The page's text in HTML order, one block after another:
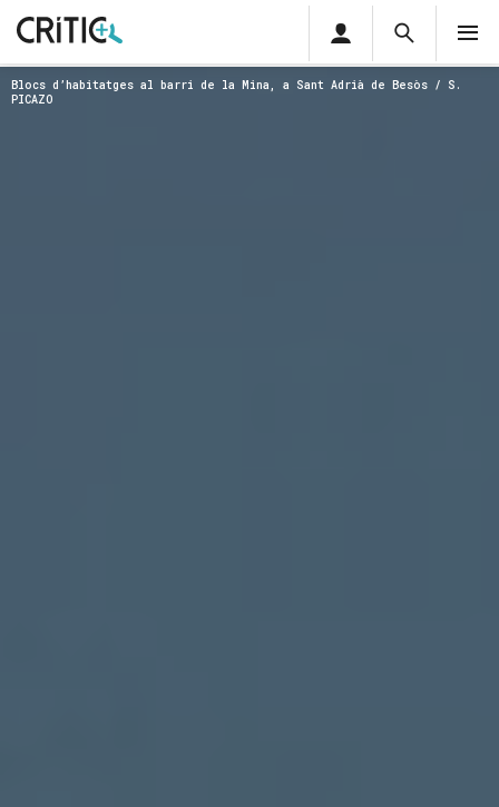
Cerca
Cerca
per...
privada
Subscriu-t'hi
Blocs d’habitatges al barri de la Mina, a Sant Adrià de Besòs / S.
PICAZO